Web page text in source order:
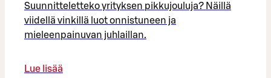
Suunnitteletteko yrityksen pikkujouluja? Näillä
viidellä vinkillä luot onnistuneen ja
mieleenpainuvan juhlaillan.
Lue lisää